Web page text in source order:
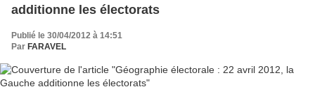
additionne les électorats
Publié le 30/04/2012 à 14:51
Par FARAVEL